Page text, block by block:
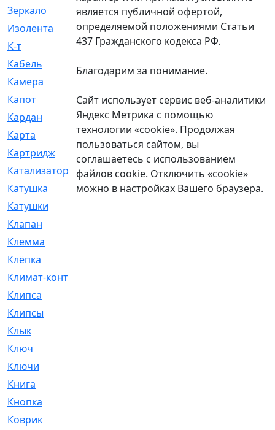
Зеркало
[369]
Изолента
[1]
К-т
[13]
Кабель
Камера
Капот
[144]
Кардан
[131]
Карта
[2]
Картридж
Катализатор
[1]
Катушка
[2]
Катушки
Клапан
Клемма
Клёпка
Климат-контроль
Клипса
Клипсы
Клык
Ключ
Ключи
Книга
Кнопка
Коврик
является публичной офертой,
определяемой положениями Статьи
437 Гражданского кодекса РФ.
Благодарим за понимание.
Сайт использует сервис веб-аналитики
Яндекс Метрика с помощью
технологии «cookie». Продолжая
пользоваться сайтом, вы
соглашаетесь с использованием
файлов cookie. Отключить «cookie»
можно в настройках Вашего браузера.